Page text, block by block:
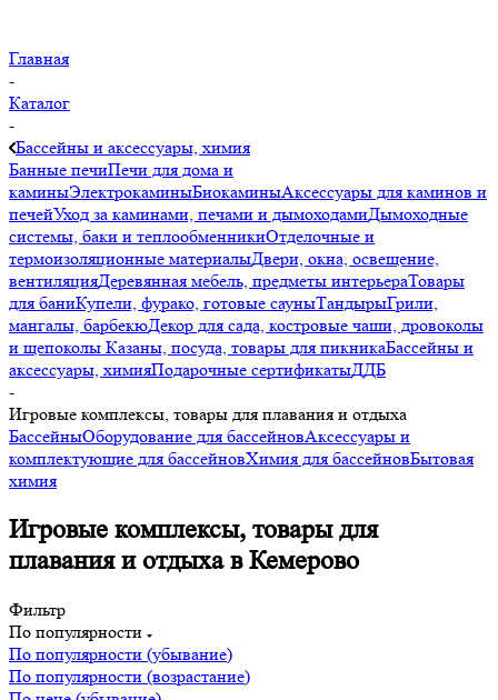
Главная
-
Каталог
-
Бассейны и аксессуары, химия
Банные печиПечи для дома и
каминыЭлектрокаминыБиокаминыАксессуары для каминов и
печейУход за каминами, печами и дымоходамиДымоходные
системы, баки и теплообменникиОтделочные и
термоизоляционные материалыДвери, окна, освещение,
вентиляцияДеревянная мебель, предметы интерьераТовары
для баниКупели, фурако, готовые сауныТандырыГрили,
мангалы, барбекюДекор для сада, костровые чаши, дровоколы
и щепоколы Казаны, посуда, товары для пикникаБассейны и
аксессуары, химияПодарочные сертификатыДДБ
-
Игровые комплексы, товары для плавания и отдыха
БассейныОборудование для бассейновАксессуары и
комплектующие для бассейновХимия для бассейновБытовая
химия
Игровые комплексы, товары для
плавания и отдыха в Кемерово
Фильтр
По популярности
По популярности (убывание)
По популярности (возрастание)